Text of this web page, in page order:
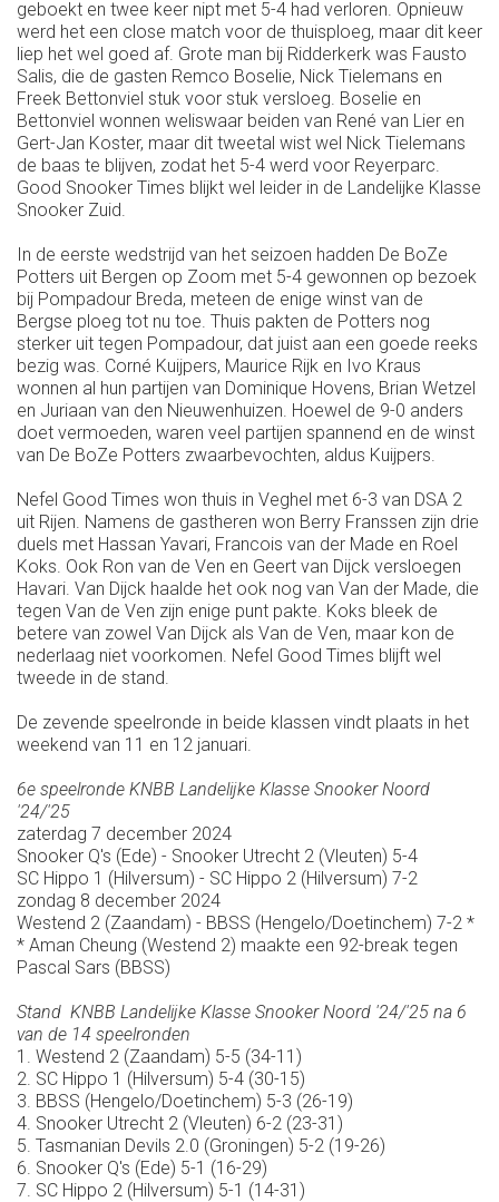
geboekt en twee keer nipt met 5-4 had verloren. Opnieuw
werd het een close match voor de thuisploeg, maar dit keer
liep het wel goed af. Grote man bij Ridderkerk was Fausto
Salis, die de gasten Remco Boselie, Nick Tielemans en
Freek Bettonviel stuk voor stuk versloeg. Boselie en
Bettonviel wonnen weliswaar beiden van René van Lier en
Gert-Jan Koster, maar dit tweetal wist wel Nick Tielemans
de baas te blijven, zodat het 5-4 werd voor Reyerparc.
Good Snooker Times blijkt wel leider in de Landelijke Klasse
Snooker Zuid.
In de eerste wedstrijd van het seizoen hadden De BoZe
Potters uit Bergen op Zoom met 5-4 gewonnen op bezoek
bij Pompadour Breda, meteen de enige winst van de
Bergse ploeg tot nu toe. Thuis pakten de Potters nog
sterker uit tegen Pompadour, dat juist aan een goede reeks
bezig was. Corné Kuijpers, Maurice Rijk en Ivo Kraus
wonnen al hun partijen van Dominique Hovens, Brian Wetzel
en Juriaan van den Nieuwenhuizen. Hoewel de 9-0 anders
doet vermoeden, waren veel partijen spannend en de winst
van De BoZe Potters zwaarbevochten, aldus Kuijpers.
Nefel Good Times won thuis in Veghel met 6-3 van DSA 2
uit Rijen. Namens de gastheren won Berry Franssen zijn drie
duels met Hassan Yavari, Francois van der Made en Roel
Koks. Ook Ron van de Ven en Geert van Dijck versloegen
Havari. Van Dijck haalde het ook nog van Van der Made, die
tegen Van de Ven zijn enige punt pakte. Koks bleek de
betere van zowel Van Dijck als Van de Ven, maar kon de
nederlaag niet voorkomen. Nefel Good Times blijft wel
tweede in de stand.
De zevende speelronde in beide klassen vindt plaats in het
weekend van 11 en 12 januari.
6e speelronde KNBB Landelijke Klasse Snooker Noord
'24/'25
zaterdag 7 december 2024
Snooker Q's (Ede) - Snooker Utrecht 2 (Vleuten) 5-4
SC Hippo 1 (Hilversum) - SC Hippo 2 (Hilversum) 7-2
zondag 8 december 2024
Westend 2 (Zaandam) - BBSS (Hengelo/Doetinchem) 7-2 *
* Aman Cheung (Westend 2) maakte een 92-break tegen
Pascal Sars (BBSS)
Stand KNBB Landelijke Klasse Snooker Noord '24/'25 na 6
van de 14 speelronden
1. Westend 2 (Zaandam) 5-5 (34-11)
2. SC Hippo 1 (Hilversum) 5-4 (30-15)
3. BBSS (Hengelo/Doetinchem) 5-3 (26-19)
4. Snooker Utrecht 2 (Vleuten) 6-2 (23-31)
5. Tasmanian Devils 2.0 (Groningen) 5-2 (19-26)
6. Snooker Q's (Ede) 5-1 (16-29)
7. SC Hippo 2 (Hilversum) 5-1 (14-31)